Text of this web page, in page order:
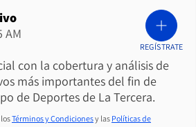
AM
con la cobertura y análisis de
más importantes del fin de
de Deportes de La Tercera.
REGÍSTRATE
Términos y Condicionesy las Políticas de